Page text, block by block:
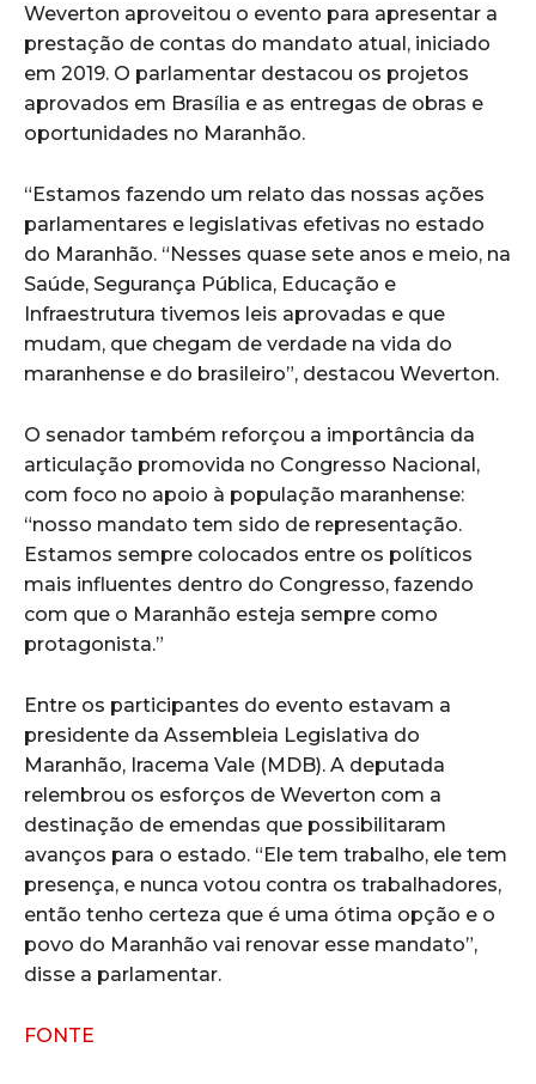
Weverton aproveitou o evento para apresentar a
prestação de contas do mandato atual, iniciado
em 2019. O parlamentar destacou os projetos
aprovados em Brasília e as entregas de obras e
oportunidades no Maranhão.
“Estamos fazendo um relato das nossas ações
parlamentares e legislativas efetivas no estado
do Maranhão. “Nesses quase sete anos e meio, na
Saúde, Segurança Pública, Educação e
Infraestrutura tivemos leis aprovadas e que
mudam, que chegam de verdade na vida do
maranhense e do brasileiro”, destacou Weverton.
O senador também reforçou a importância da
articulação promovida no Congresso Nacional,
com foco no apoio à população maranhense:
“nosso mandato tem sido de representação.
Estamos sempre colocados entre os políticos
mais influentes dentro do Congresso, fazendo
com que o Maranhão esteja sempre como
protagonista.”
Entre os participantes do evento estavam a
presidente da Assembleia Legislativa do
Maranhão, Iracema Vale (MDB). A deputada
relembrou os esforços de Weverton com a
destinação de emendas que possibilitaram
avanços para o estado. “Ele tem trabalho, ele tem
presença, e nunca votou contra os trabalhadores,
então tenho certeza que é uma ótima opção e o
povo do Maranhão vai renovar esse mandato”,
disse a parlamentar.
FONTE